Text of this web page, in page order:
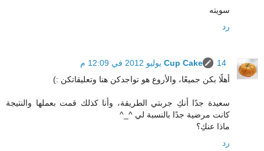
سويته
رد
Cup Cake
14 يوليو 2012 في 12:09 م
أهلًا بكن جميعًا، والأروع هو تواجدكن هنا وتعليقاتكن :)
سعيدة جدًا أنكِ جربتي الطريقة، وأنا كذلك قمت بعملها والنتيجة
كانت مرضية جدًا بالنسبة لي ^_^
ماذا عنكِ؟
رد